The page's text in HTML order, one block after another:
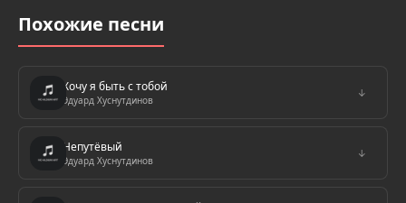
Похожие песни
Хочу я быть с тобой
Эдуард Хуснутдинов
↓
Непутёвый
Эдуард Хуснутдинов
↓